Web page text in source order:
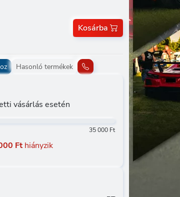
Kosárba
Hasonló termékek
vásárlás esetén
35 000 Ft
Fthiányzik